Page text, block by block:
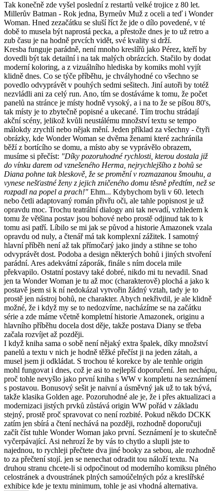
Tak konečně zde vyšel poslední z restartů velké trojice z 80 let.
Millerův Batman - Rok jedna, Byrneův Muž z oceli a teď i Wonder
Woman. Hned zezačátku se sluší říct že jde o dílo povedené, v té
době to musela být naprostá pecka, a přestože dnes je to už retro a
zub času je na hodně prvcích vidět, své kvality si drží.
Kresba funguje parádně, není mnoho kreslířů jako Pérez, kteří by
dovedli být tak detailní i na tak malých obrázcích. Stačilo by dodat
moderní koloring, a z vizuálního hlediska by komiks mohl vyjít
klidně dnes. Co se týče příběhu, je chvályhodné co všechno se
povedlo odvyprávět v pouhých sedmi sešitech. Jiní autoři by totéž
nezvládli ani za celý run. Ano, tím se dostáváme k tomu, že počet
panelů na stránce je místy hodně vysoký, a i na to že se píšou 80's,
tak místy je to zbytečně popisné a ukecané. Tím trochu strádají
akční scény, jelikož kvůli neustálému množství textu se tempo
málokdy zrychlí nebo nějak mění. Jeden příklad za všechny - čtyři
obrázky, kde Wonder Woman se dvěma ženami které zachránila
běží z bortícího se domu, a místo aby se vyprávělo obrazem,
musíme si přečíst: "Díky pozoruhodné rychlosti, kterou dostala již
do vínku darem od vznešeného Herma, nejrychlejšího z bohů se
Diana pohne tak bleskově, že se promění v rozmazanou šmouhu, a
vynese nešťastné ženy z jejich zničeného domu těsně předtím, než se
rozpadl na popel a prach!" Ehm... Kdybychom byli v 60. letech
nebo četli adaptovaný román přivřu oči, ale tahle popisnost je už
opravdu moc. Trochu teatrální dialogy ani tak nevadí, vzhledem k
tomu že většina postav jsou bohové nebo prostě odjinud tak to k
tomu asi patří. Líbilo se mi jak se původ a historie Amazonek vzala
opravdu od nuly, a čtenář má tak komplexní zážitek. I samotný
hlavní příběh není až tak přímočarý jako jindy a stihne se toho
odvyprávět dost. Podoba a design některých bohů i jiných stvoření
parádní. Ares adekvátní záporák, finále s ním docela mile
překvapilo. Ostatní postavy také dobré, nikdo mi tu nevadil. Snad
jen ta Wonder Woman je tu až moc (charakterově) plochá a jako k
postavě jsem si k ní nedokázal vytvořin žádný vztah, tady je to
prostě jen nástroj bohů, ne charakter. Abych nekřivdil, je ale klidně
možné, že i když my se to nedozvíme, nacházíme se na začátku
série a zde máme včetně kompletní historie Amazonek, originu a
hlavního příběhu docela dost děje, takže postava Diany se třeba
začala rozvíjet až později.
I když kniha sama o sobě není nějaký extra špalek, díky množství
panelů a textu v nich je hodně těžké přečíst ji na jeden zátah, a
musel jsem ji odkládat. S trochou té korekce by ale tenhle origin
mohl fungovat i dnes, což je asi to nejlepší doporučení. Jen nechápu,
proč tohle nevyšlo jako první kniha s WW v kompletu na seznámení
s postavou. Bonusový sešit je naivní a úsměvný jak už to tak bývá,
takže klasika Golden age. Pozoruhodné ale je, že i přes aktualizaci a
modernizaci jistých prvků zůstává origin WW pořád v základu
stejný, prostě proč spravovat co není rozbité. Pokud někdo DCKK
zatím jen sbírá a čtení nechává na později, rozhodně doporučuji
začít číst tuhle Wonder Woman jako první. Seznámení je to skutečně
vyčerpávající. Asi nehrozí že by vás to chytlo a slupli jste to
najednou, to rychleji přečtete dva jiné booky za sebou, ale rozhodně
to za přečtení stojí. jen se nenechat odradit tou náloží textu. Na
druhou stranu chcete-li si odpočinout od moderního komiksu plného
celostránek a dvoustránek plných samoúčelných póz a kreslířské
exhibice kde je textu minimum, tohle je asi vhodná alternativa.